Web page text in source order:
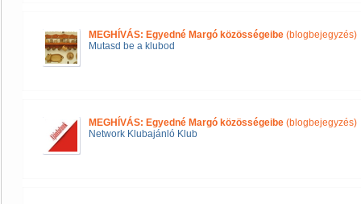
MEGHÍVÁS: Egyedné Margó közösségeibe (blogbejegyzés)
Mutasd be a klubod
MEGHÍVÁS: Egyedné Margó közösségeibe (blogbejegyzés)
Network Klubajánló Klub